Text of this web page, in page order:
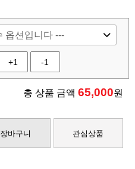
+1 -1
총 상품 금액 65,000원
장바구니 관심상품